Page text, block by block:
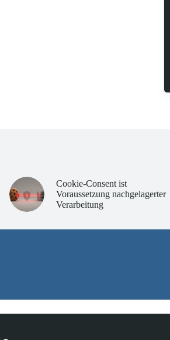
Cookie-Consent ist
Voraussetzung nachgelagerter
Verarbeitung